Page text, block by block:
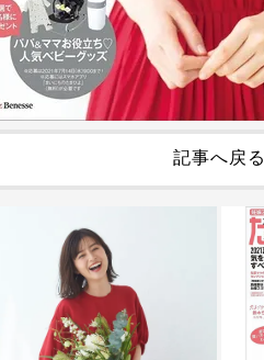
記事へ戻る